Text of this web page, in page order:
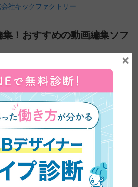
社キックファクトリー
！おすすめの動画編集ソフ
的な編集機能を活用して、インスタグラ
上げられます。スマートフォンのアプリ
高度なエフェクトの適用も、パソコン用
す。
を活かし、じっくりと編集に取り組めま
書き出し設定も備わっていて、完成した
できます。本章では初心者から上級者ま
トを厳選してご紹介します。
×